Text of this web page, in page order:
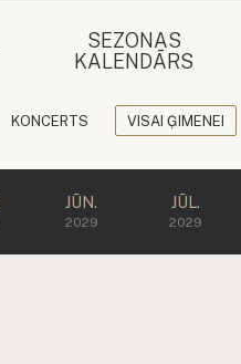
SEZONAS
KALENDĀRS
KONCERTS VISAI ĢIMENEI
JŪN.
2029
JŪL.
2029